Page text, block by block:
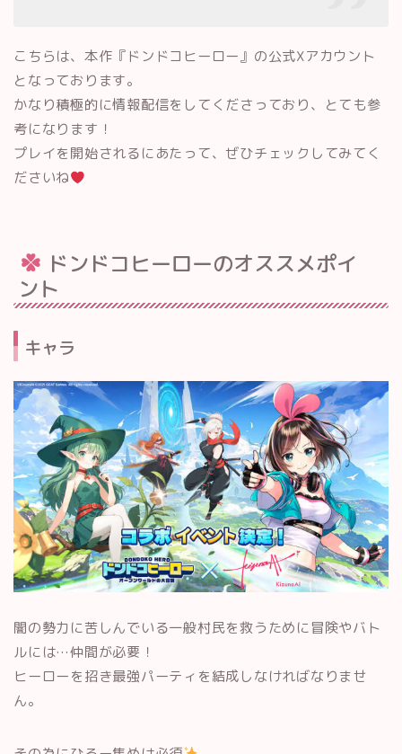
こちらは、本作『ドンドコヒーロー』の公式Xアカウント
となっております。
かなり積極的に情報配信をしてくださっており、とても参
考になります！
プレイを開始されるにあたって、ぜひチェックしてみてく
ださいね
ドンドコヒーローのオススメポイ
ント
キャラ
闇の勢力に苦しんでいる一般村民を救うために冒険やバト
ルには…仲間が必要！
ヒーローを招き最強パーティを結成しなければなりませ
ん。